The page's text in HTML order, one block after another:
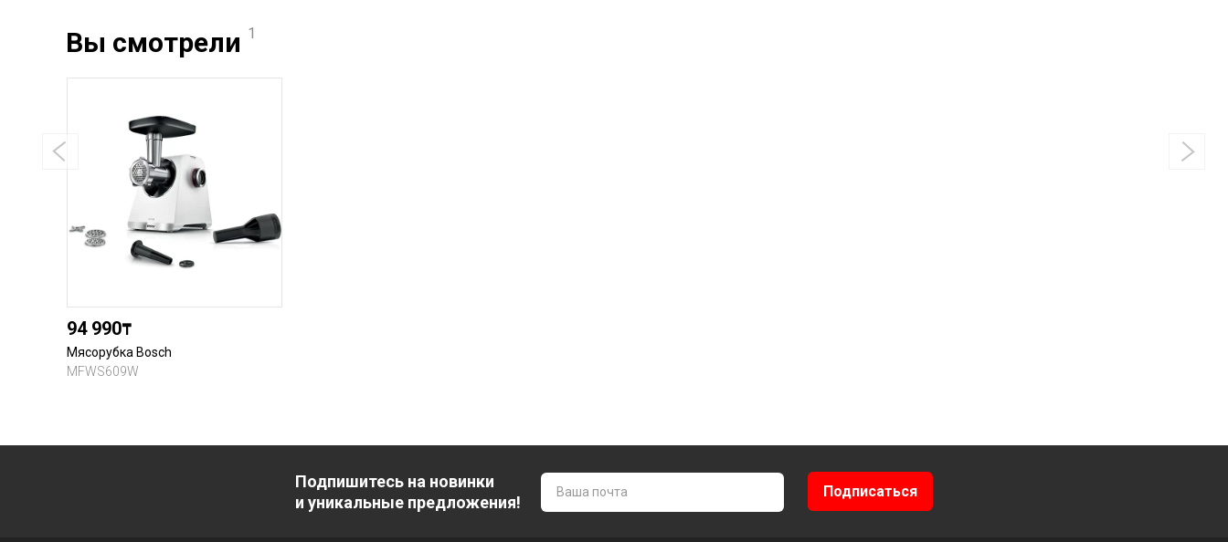
Вы смотрели 1
94 990₸
Мясорубка Bosch
MFWS609W
Подпишитесь на новинки
и уникальные предложения!